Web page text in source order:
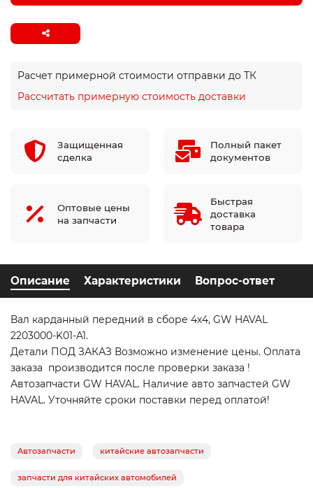
Расчет примерной стоимости отправки до ТК
Рассчитать примерную стоимость доставки
Защищенная
сделка
Полный пакет
документов
Оптовые цены
на запчасти
Быстрая
доставка
товара
Описание Характеристики Вопрос-ответ
Вал карданный передний в сборе 4х4, GW HAVAL
2203000-K01-A1.
Детали ПОД ЗАКАЗ Возможно изменение цены. Оплата
заказа производится после проверки заказа !
Автозапчасти GW HAVAL. Наличие авто запчастей GW
HAVAL. Уточняйте сроки поставки перед оплатой!
Автозапчасти китайские автозапчасти
запчасти для китайских автомобилей